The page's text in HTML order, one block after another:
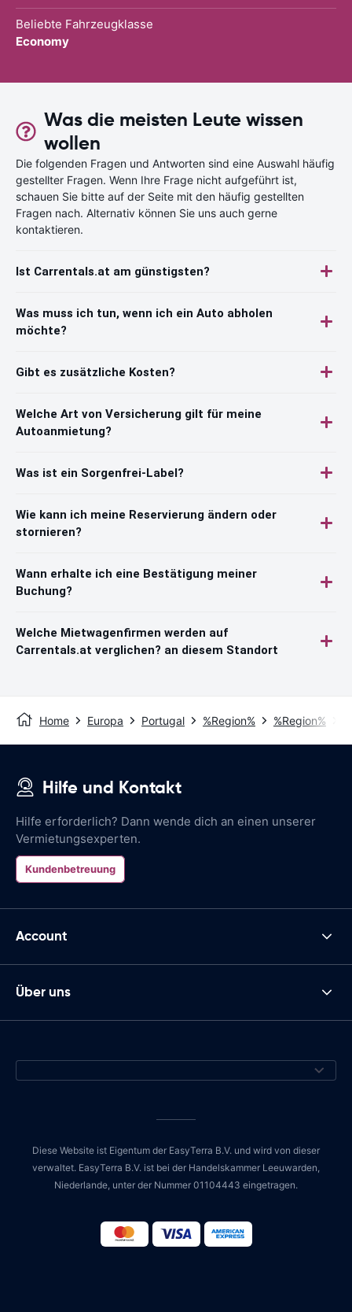
Beliebte Fahrzeugklasse
Economy
Was die meisten Leute wissen
wollen
Die folgenden Fragen und Antworten sind eine Auswahl häufig
gestellter Fragen. Wenn Ihre Frage nicht aufgeführt ist,
schauen Sie bitte auf der Seite mit den häufig gestellten
Fragen nach. Alternativ können Sie uns auch gerne
kontaktieren.
Ist Carrentals.at am günstigsten?
Was muss ich tun, wenn ich ein Auto abholen
möchte?
Gibt es zusätzliche Kosten?
Welche Art von Versicherung gilt für meine
Autoanmietung?
Was ist ein Sorgenfrei-Label?
Wie kann ich meine Reservierung ändern oder
stornieren?
Wann erhalte ich eine Bestätigung meiner
Buchung?
Welche Mietwagenfirmen werden auf
Carrentals.at verglichen? an diesem Standort
Home Europa Portugal %Region% %Region%
Hilfe und Kontakt
Hilfe erforderlich? Dann wende dich an einen unserer
Vermietungsexperten.
Kundenbetreuung
Account
Über uns
Diese Website ist Eigentum der EasyTerra B.V. und wird von dieser
verwaltet. EasyTerra B.V. ist bei der Handelskammer Leeuwarden,
Niederlande, unter der Nummer 01104443 eingetragen.